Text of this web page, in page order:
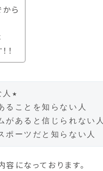
ら
！
人★
ることを知らない人
があると信じられない人
になっております。